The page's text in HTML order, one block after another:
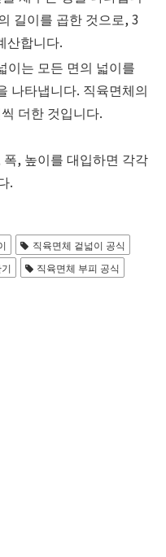
길이를 곱한 것으로, 3
산합니다.
이는 모든 면의 넓이를
나타냅니다. 직육면체의
더한 것입니다.
, 높이를 대입하면 각각
.
직육면체 겉넓이 공식
직육면체 부피 공식